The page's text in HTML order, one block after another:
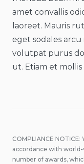
amet convallis
laoreet. Mauris
eget sodales
volutpat purus
ut. Etiam et
COMPLIANCE
accordance with
number of awards,